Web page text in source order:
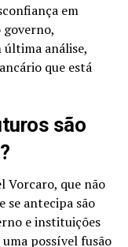
em
governo,
análise,
que está
são
Vorcaro, que não
se antecipa são
e instituições
possível fusão